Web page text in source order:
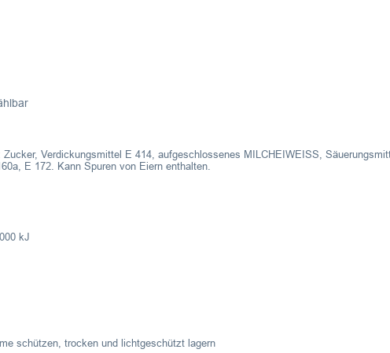
Zucker, Verdickungsmittel E 414, aufgeschlossenes MILCHEIWEISS,
E 172. Kann Spuren von Eiern enthalten.
kJ
schützen, trocken und lichtgeschützt lagern